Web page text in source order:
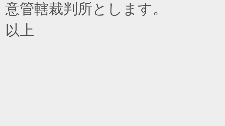
意管轄裁判所とします。
以上